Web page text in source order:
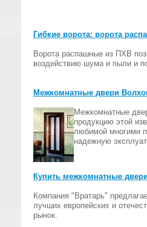
Гибкие ворота: ворота
Ворота распашные из ПХВ
воздействию шума и пыли и
Межкомнатные двери
Межкомнатные
продукцию этой
любимой многими
надежную
Купить межкомнатные
Компания "Вратарь"
лучших европейских и
рынок.